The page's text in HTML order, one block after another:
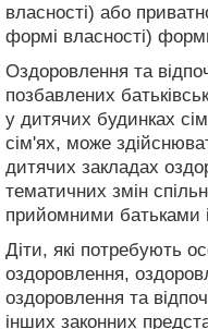
власності) або
формі власності)
Оздоровлення та
позбавлених
у дитячих будинках
сім'ях, може
дитячих закладах
тематичних змін
прийомними батьками
Діти, які потребують
оздоровлення,
оздоровлення та
інших законних